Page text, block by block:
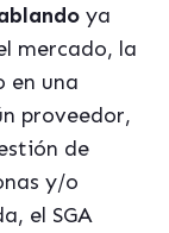
ya
mercado, la
en una
proveedor,
de
y/o
el SGA